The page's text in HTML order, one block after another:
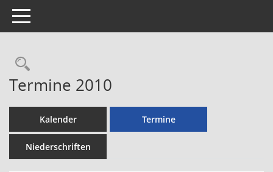
Toggle navigation
Rechercheauswahl
Termine 2010
Kalender Termine
Niederschriften